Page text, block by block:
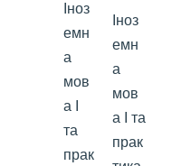
Іноз
емн
а
мов
а І
та
прак
Іноз
емн
а
мов
а І та
прак